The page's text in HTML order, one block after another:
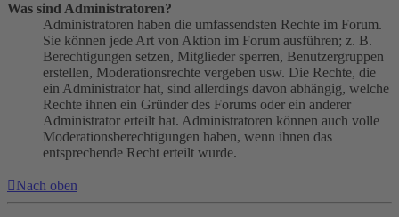
Was sind Administratoren?
Administratoren haben die umfassendsten Rechte im Forum.
Sie können jede Art von Aktion im Forum ausführen; z. B.
Berechtigungen setzen, Mitglieder sperren, Benutzergruppen
erstellen, Moderationsrechte vergeben usw. Die Rechte, die
ein Administrator hat, sind allerdings davon abhängig, welche
Rechte ihnen ein Gründer des Forums oder ein anderer
Administrator erteilt hat. Administratoren können auch volle
Moderationsberechtigungen haben, wenn ihnen das
entsprechende Recht erteilt wurde.
Nach oben